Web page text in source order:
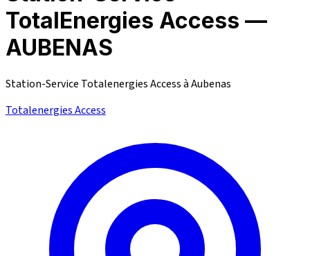
TotalEnergies Access —
AUBENAS
Station-Service Totalenergies Access à Aubenas
Totalenergies Access